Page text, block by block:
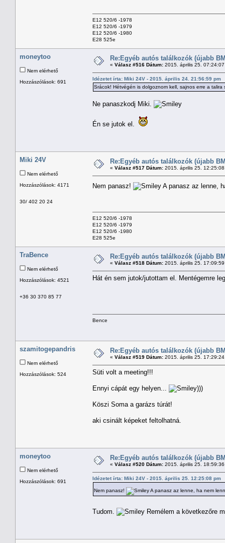
E12 520/6 -1978
E12 520/6 -1979
E12 520/6 -1980
E28 525e
moneytoo
Nem elérhető
Hozzászólások: 691
Re:Egyéb autós találkozók (újabb
« Válasz #516 Dátum: 2015. április 25.
Idézetet írta: Miki 24V - 2015. április 24. 21:56:59 pm
Srácok! Hétvégén is dolgoznom kell, sajnos erre a talira
Ne panaszkodj Miki.
Én se jutok el.
Miki 24V
Nem elérhető
Hozzászólások: 4171
30/ 402 20 24
Re:Egyéb autós találkozók (újabb
« Válasz #517 Dátum: 2015. április 25.
Nem panasz! A panasz az lenne,
E12 520/6 -1978
E12 520/6 -1979
E12 520/6 -1980
E28 525e
TraBence
Nem elérhető
Hozzászólások: 4521
+36 30 370 85 77
Re:Egyéb autós találkozók (újabb
« Válasz #518 Dátum: 2015. április 25.
Hát én sem jutok/jutottam el. Mentégemre
Bence
szamitogepandris
Nem elérhető
Hozzászólások: 524
Re:Egyéb autós találkozók (újabb
« Válasz #519 Dátum: 2015. április 25.
Süti volt a meeting!!!
Ennyi cápát egy helyen... )))
Köszi Soma a garázs túrát!
aki csinált képeket feltolhatná.
moneytoo
Nem elérhető
Hozzászólások: 691
Re:Egyéb autós találkozók (újabb
« Válasz #520 Dátum: 2015. április 25.
Idézetet írta: Miki 24V - 2015. április 25. 12:25:08 pm
Nem panasz! A panasz az lenne, ha nem
Tudom. Remélem a következőre